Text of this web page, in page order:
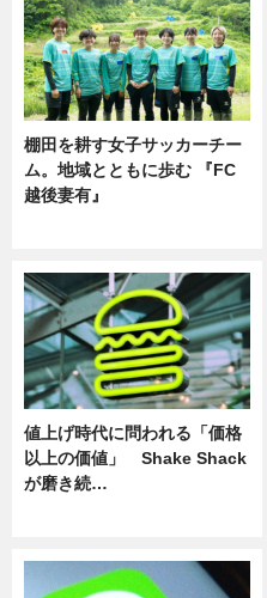
棚田を耕す女子サッカーチー
ム。地域とともに歩む 『FC
越後妻有』
値上げ時代に問われる「価格
以上の価値」 Shake Shack
が磨き続…